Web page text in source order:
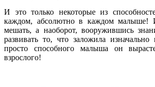
И это только некоторые из
каждом, абсолютно в каждом малыше!
мешать, а наоборот, вооружившись
развивать то, что заложила
просто способного малыша он
взрослого!